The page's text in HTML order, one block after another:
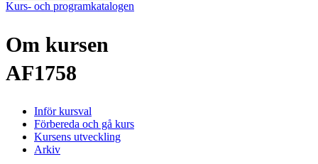
Kurs- och programkatalogen
Om kursen
AF1758
Inför kursval
Förbereda och gå kurs
Kursens utveckling
Arkiv